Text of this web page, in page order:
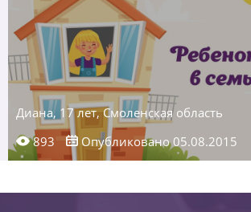
Диана, 17 лет, Смоленская область
893
Опубликовано 05.08.2015